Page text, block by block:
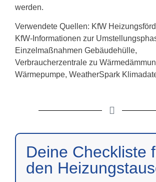
werden.
Verwendete Quellen: KfW
KfW-Informationen zur
Einzelmaßnahmen Gebäudehülle,
Verbraucherzentrale zu
Wärmepumpe, WeatherSpark
Deine Checkliste
den